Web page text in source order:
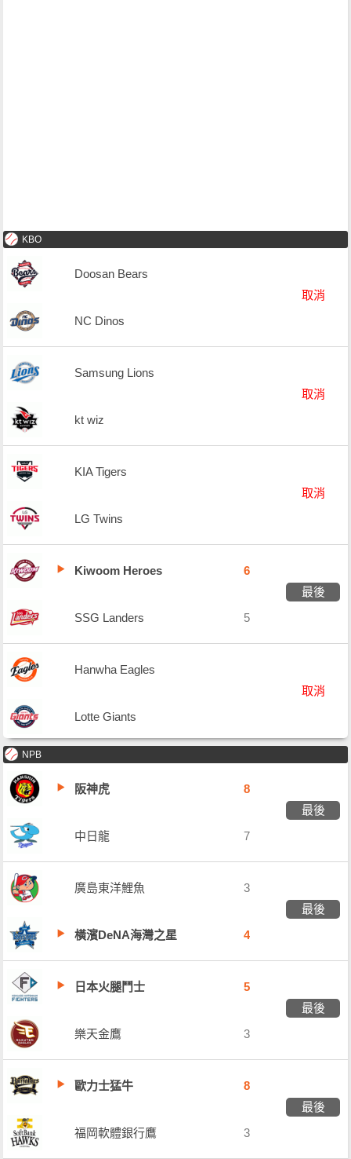
KBO
Doosan Bears
取消
NC Dinos
Samsung Lions
取消
kt wiz
KIA Tigers
取消
LG Twins
Kiwoom Heroes
6
最後
SSG Landers
5
Hanwha Eagles
取消
Lotte Giants
NPB
阪神虎
8
最後
中日龍
7
廣島東洋鯉魚
3
最後
橫濱DeNA海灣之星
4
日本火腿鬥士
5
最後
樂天金鷹
3
歐力士猛牛
8
最後
福岡軟體銀行鷹
3